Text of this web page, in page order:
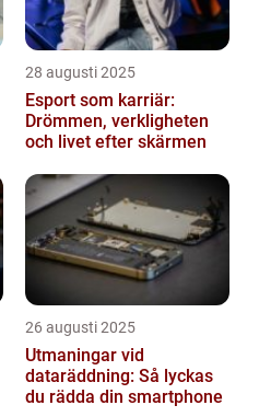
28 augusti 2025
Esport som karriär:
Drömmen, verkligheten
och livet efter skärmen
26 augusti 2025
Utmaningar vid
dataräddning: Så lyckas
du rädda din smartphone